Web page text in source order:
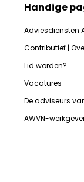
Handige
Adviesdiensten
Contributief |
Lid worden?
Vacatures
De adviseurs
AWVN-